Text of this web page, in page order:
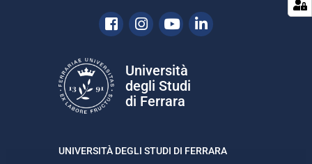
Facebook
Instagram
YoutubeLinkedin
Università
degli Studi
di Ferrara
UNIVERSITÀ DEGLI STUDI DI FERRARA